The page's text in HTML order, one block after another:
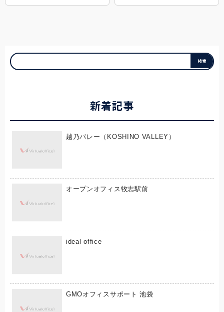
新着記事
越乃バレー（KOSHINO VALLEY）
オープンオフィス牧志駅前
ideal office
GMOオフィスサポート 池袋